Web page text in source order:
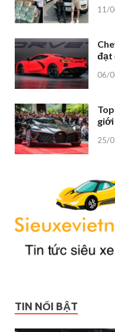
11/
đạt
06/
giới
25/
TIN NỔI BẬT